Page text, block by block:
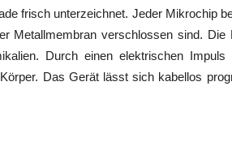
frisch unterzeichnet. Jeder Mikrochip
Metallmembran verschlossen sind. Die
Durch einen elektrischen
Das Gerät lässt sich kabellos